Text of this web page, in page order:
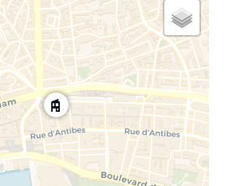
internet – système d’alarme